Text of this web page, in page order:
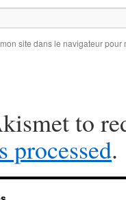
site dans le navigateur
to
processed.